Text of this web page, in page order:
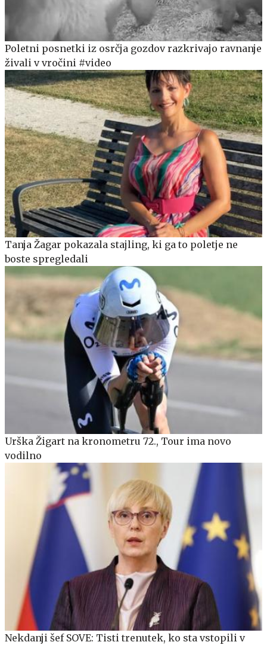
Poletni posnetki iz osrčja gozdov razkrivajo ravnanje
živali v vročini #video
Tanja Žagar pokazala stajling, ki ga to poletje ne
boste spregledali
Urška Žigart na kronometru 72., Tour ima novo
vodilno
Nekdanji šef SOVE: Tisti trenutek, ko sta vstopili v